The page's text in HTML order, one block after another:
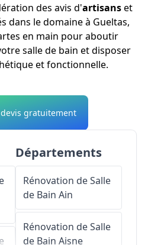
des avis d'artisanset
dans le domaine à Gueltas,
en main pour aboutir
salle de bain et disposer
et fonctionnelle.
gratuitement
Départements
Rénovation de Salle
de Bain Ain
Rénovation de Salle
de Bain Aisne